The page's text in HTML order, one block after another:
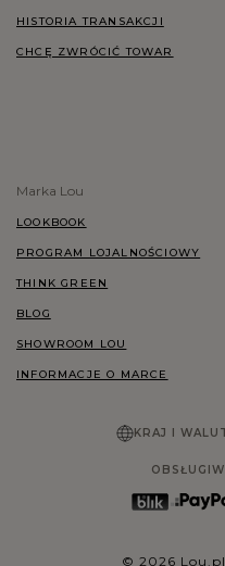
HISTORIA TRANSAKCJI
CHCĘ ZWRÓCIĆ TOWAR
Marka Lou
LOOKBOOK
PROGRAM LOJALNOŚCIOWY
THINK GREEN
BLOG
SHOWROOM LOU
INFORMACJE O MARCE
KRAJ I
© 2026